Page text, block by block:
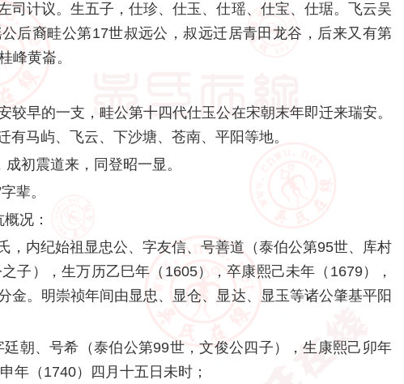
司计议。生五子，仕珍、仕玉、仕瑶、仕宝、仕琚。飞云吴
后裔畦公第17世叔远公，叔远迁居青田龙谷，后来又有第
峰黄崙。
较早的一支，畦公第十四代仕玉公在宋朝末年即迁来瑞安。
马屿、飞云、下沙塘、苍南、平阳等地。
初震道来，同登昭一显。
辈。
况：
，内纪始祖显忠公、字友信、号善道（泰伯公第95世、库村
子），生万历乙巳年（1605），卒康熙己未年（1679），
金。明崇祯年间由显忠、显仓、显达、显玉等诸公肇基平阳
朝、号希（泰伯公第99世，文俊公四子），生康熙己卯年
年（1740）四月十五日未时；